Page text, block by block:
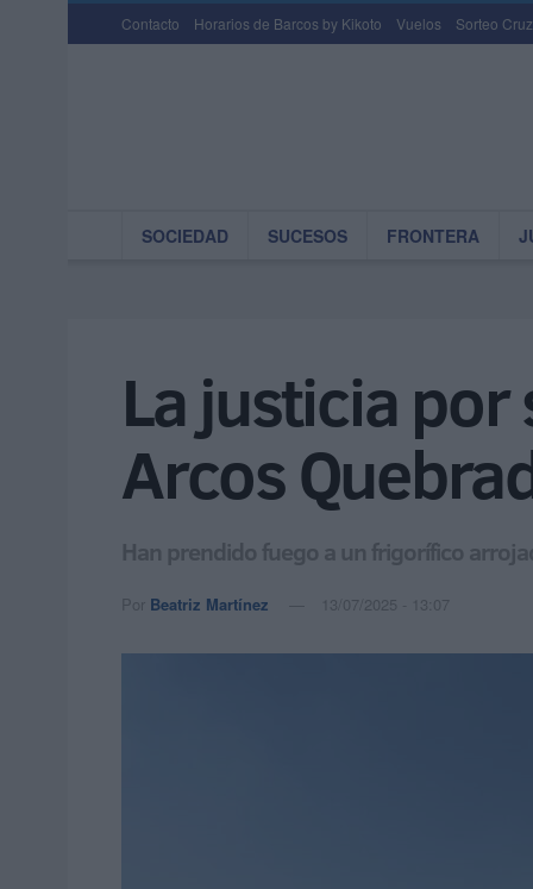
Contacto Horarios de Barcos by Kikoto Vuelos Sorteo
SOCIEDAD SUCESOS FRONTERA
La justicia
Arcos
Han prendido fuego a un frigorífico
Por Beatriz Martínez 13/07/2025 - 13:07